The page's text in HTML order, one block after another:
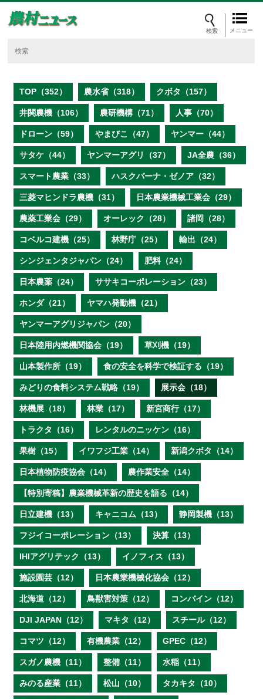
メニュー
TOP（352） 農水省（318） クボタ（157）
井関農機（106） 農研機構（71） 人事（70）
ドローン（59） やまびこ（47） ヤンマー（44）
サタケ（44） ヤンマーアグリ（37） JA全農（36）
スマート農業（33） ハスクバーナ・ゼノア（32）
三菱マヒンドラ農機（31） 日本農業機械工業会（29）
農薬工業会（29） オーレック（28） 諸岡（28）
コベルコ建機（25） 林野庁（25） 輸出（24）
シンジェンタジャパン（24） 肥料（24）
日本農薬（24） ササキコーポレーション（23）
ホンダ（21） ヤマハ発動機（21）
ヤンマーアグリジャパン（20）
日本陸用内燃機関協会（19） 草刈機（19）
山本製作所（19） 食の安全を科学で検証する（19）
みどりの食料システム戦略（19） 展示会（18）
林機展（18） 林業（17） 新宮商行（17）
トラクタ（16） レンタルのニッケン（16）
果樹（15） イワフジ工業（14） 新潟クボタ（14）
日本植物防疫協会（14） 農作業安全（14）
【特別寄稿】農業機械革新の歴史を語る（14）
日立建機（13） キャニコム（13） 静岡製機（13）
フジイコーポレーション（13） 決算（13）
IHIアグリテック（13） イノフィス（13）
施設園芸（12） 日本農業機械化協会（12）
北海道（12） 鳥獣害対策（12） コンバイン（12）
DJI JAPAN（12） マキタ（12） スチール（12）
コマツ（12） 有機農業（12） GPEC（12）
スガノ農機（11） 整備（11） 水稲（11）
みのる産業（11） 松山（10） タカキタ（10）